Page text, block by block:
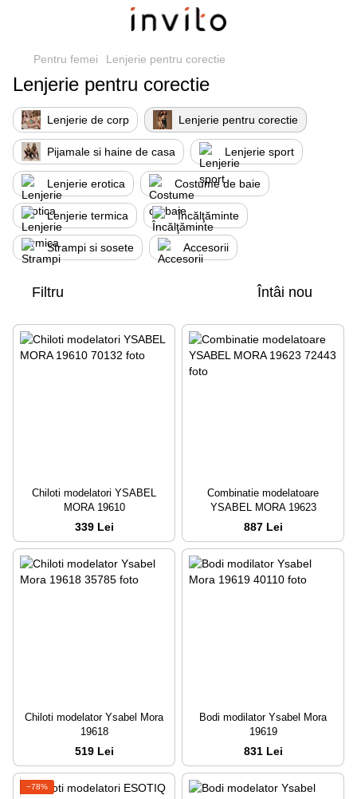
Pentru femei Lenjerie pentru corectie
Lenjerie pentru corectie
Lenjerie de corp Lenjerie pentru corectie
Pijamale si haine de casa Lenjerie sport
Lenjerie erotica Costume de baie
Lenjerie termica Încălţăminte
Strampi si sosete Accesorii
Filtru Întâi nou
Chiloti modelatori YSABEL
MORA 19610
339 Lei
Combinatie modelatoare
YSABEL MORA 19623
887 Lei
Chiloti modelator Ysabel Mora
19618
519 Lei
Bodi modilator Ysabel Mora
19619
831 Lei
−78%